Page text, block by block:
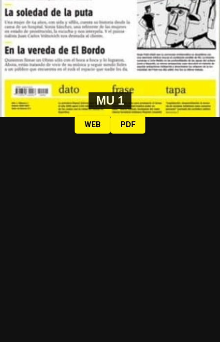
Las mujeres de Córdoba ganando las calles, pese a la lluvia, y pese a
todo.Fotos: Nany Palazzini /lavaca.org
MU 1
WEB PDF